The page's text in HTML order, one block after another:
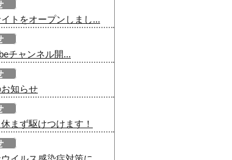
トをオープンしまし...
チャンネル開...
知らせ
まず駆けつけます！